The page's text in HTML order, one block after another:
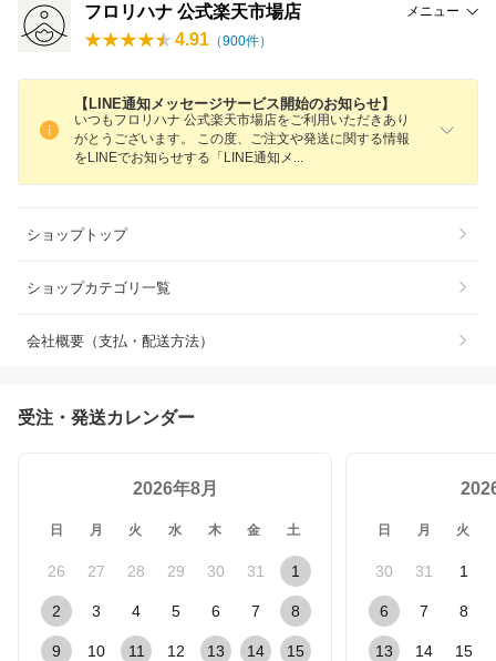
フロリハナ 公式楽天市場店 メニュー
4.91 （900件）
【LINE通知メッセージサービス開始のお知らせ】
いつもフロリハナ 公式楽天市場店をご利用いただきあり
がとうございます。 この度、ご注文や発送に関する情報
をLINEでお知らせする「LINE通知 メ
ショップトップ
ショップカテゴリ一覧
会社概要（支払・配送方法）
受注・発送カレンダー
2026年8月
日 月 火 水 木 金 土
26 27 28 29 30 31 1
2 3 4 5 6 7 8
9 10 11 12 13 14 15
日 月 火
30 31 1
6 7 8
13 14 15